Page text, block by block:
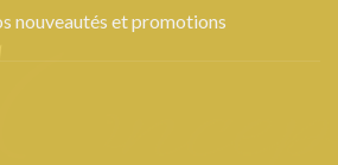
nouveautés et promotions